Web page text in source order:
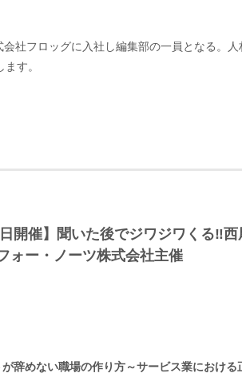
社フロッグに入社し編集部の一員となる。
す。
日開催】聞いた後でジワジワくる‼
ォー・ノーツ株式会社主催
が辞めない職場の作り方～サービス業における